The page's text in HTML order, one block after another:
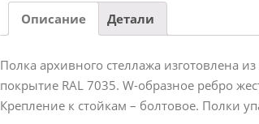
Описание Детали
Полка архивного стеллажа изготовлена
покрытие RAL 7035. W-образное ребро
Крепление к стойкам – болтовое. Полки